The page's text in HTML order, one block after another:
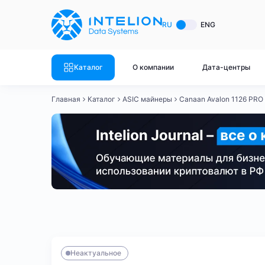
RU ENG
Каталог О компании Дата-центры
ASIC майнеры
Canaan
Innosilicon
Готовый
Готовый
Готовый
Готовый
Готовый
Главная Каталог ASIC майнеры Canaan Avalon 1126
Неактуальное